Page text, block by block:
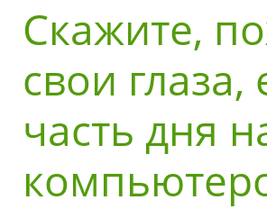
Скажите,
свои
часть дня